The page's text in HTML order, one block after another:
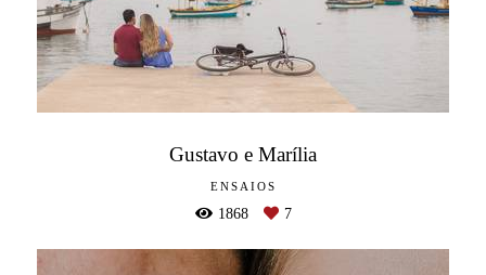
Gustavo e Marília
ENSAIOS
1868 7